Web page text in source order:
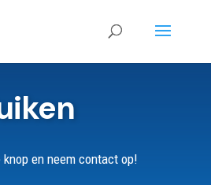
en neem contact op!